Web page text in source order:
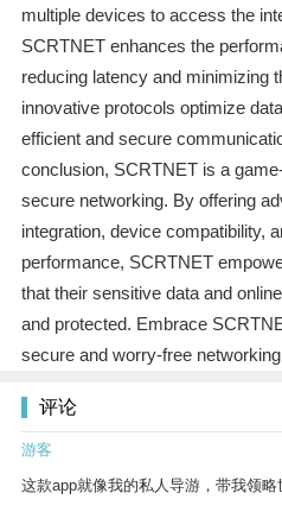
multiple devices to access the
SCRTNET enhances the
reducing latency and minimizing
innovative protocols optimize
efficient and secure
conclusion, SCRTNET is a
secure networking. By offering
integration, device compatibility,
performance, SCRTNET
that their sensitive data and
and protected. Embrace
secure and worry-free
评论
游客
这款app就像我的私人导游，带我领略